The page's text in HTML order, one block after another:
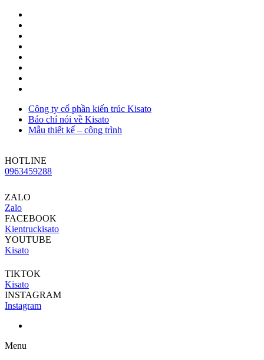
Công ty cổ phần kiến trúc Kisato
Báo chí nói về Kisato
Mẫu thiết kế – công trình
HOTLINE
0963459288
ZALO
Zalo
FACEBOOK
Kientruckisato
YOUTUBE
Kisato
TIKTOK
Kisato
INSTAGRAM
Instagram
Menu